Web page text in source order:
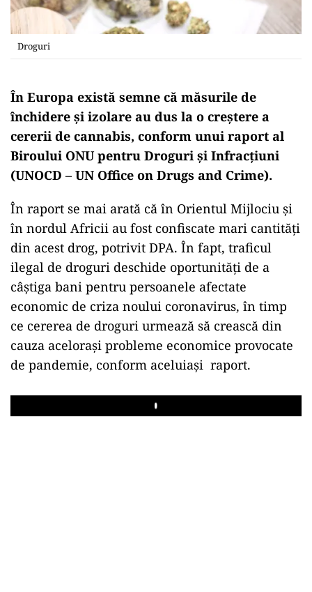
Droguri
În Europa există semne că măsurile de
închidere şi izolare au dus la o creştere a
cererii de cannabis, conform unui raport al
Biroului ONU pentru Droguri şi Infracţiuni
(UNOCD – UN Office on Drugs and Crime).
În raport se mai arată că în Orientul Mijlociu şi
în nordul Africii au fost confiscate mari cantităţi
din acest drog, potrivit DPA. În fapt, traficul
ilegal de droguri deschide oportunităţi de a
câştiga bani pentru persoanele afectate
economic de criza noului coronavirus, în timp
ce cererea de droguri urmează să crească din
cauza aceloraşi probleme economice provocate
de pandemie, conform aceluiași raport.
Play